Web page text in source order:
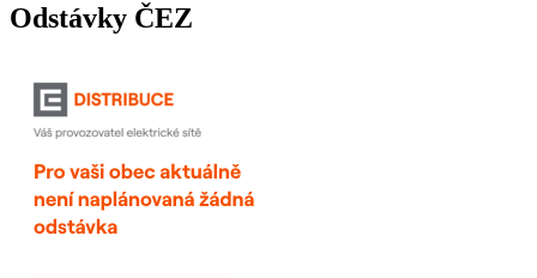
Odstávky ČEZ